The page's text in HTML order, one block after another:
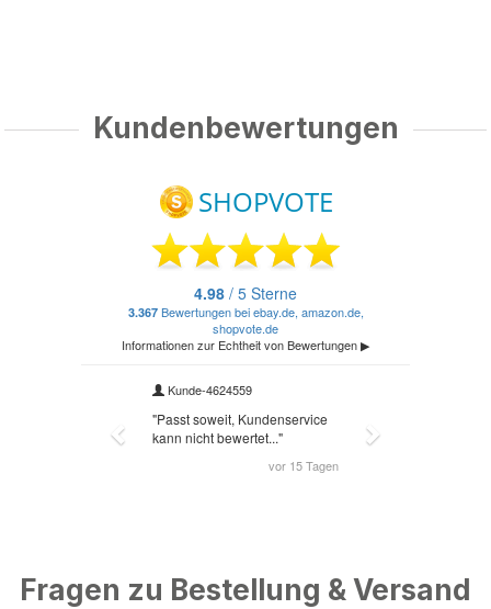
Kundenbewertungen
Fragen zu Bestellung & Versand